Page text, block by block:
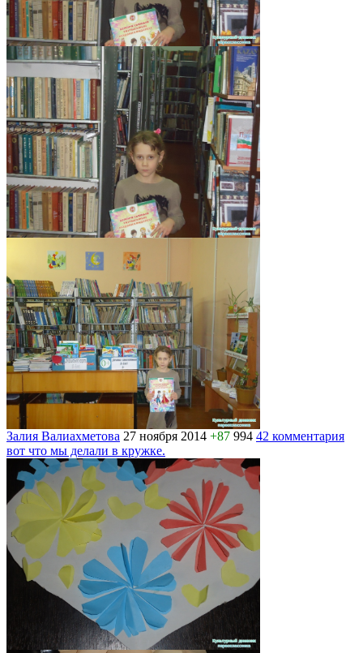
Залия Валиахметова 27 ноября 2014 +87 994 42 комментария
вот что мы делали в кружке.